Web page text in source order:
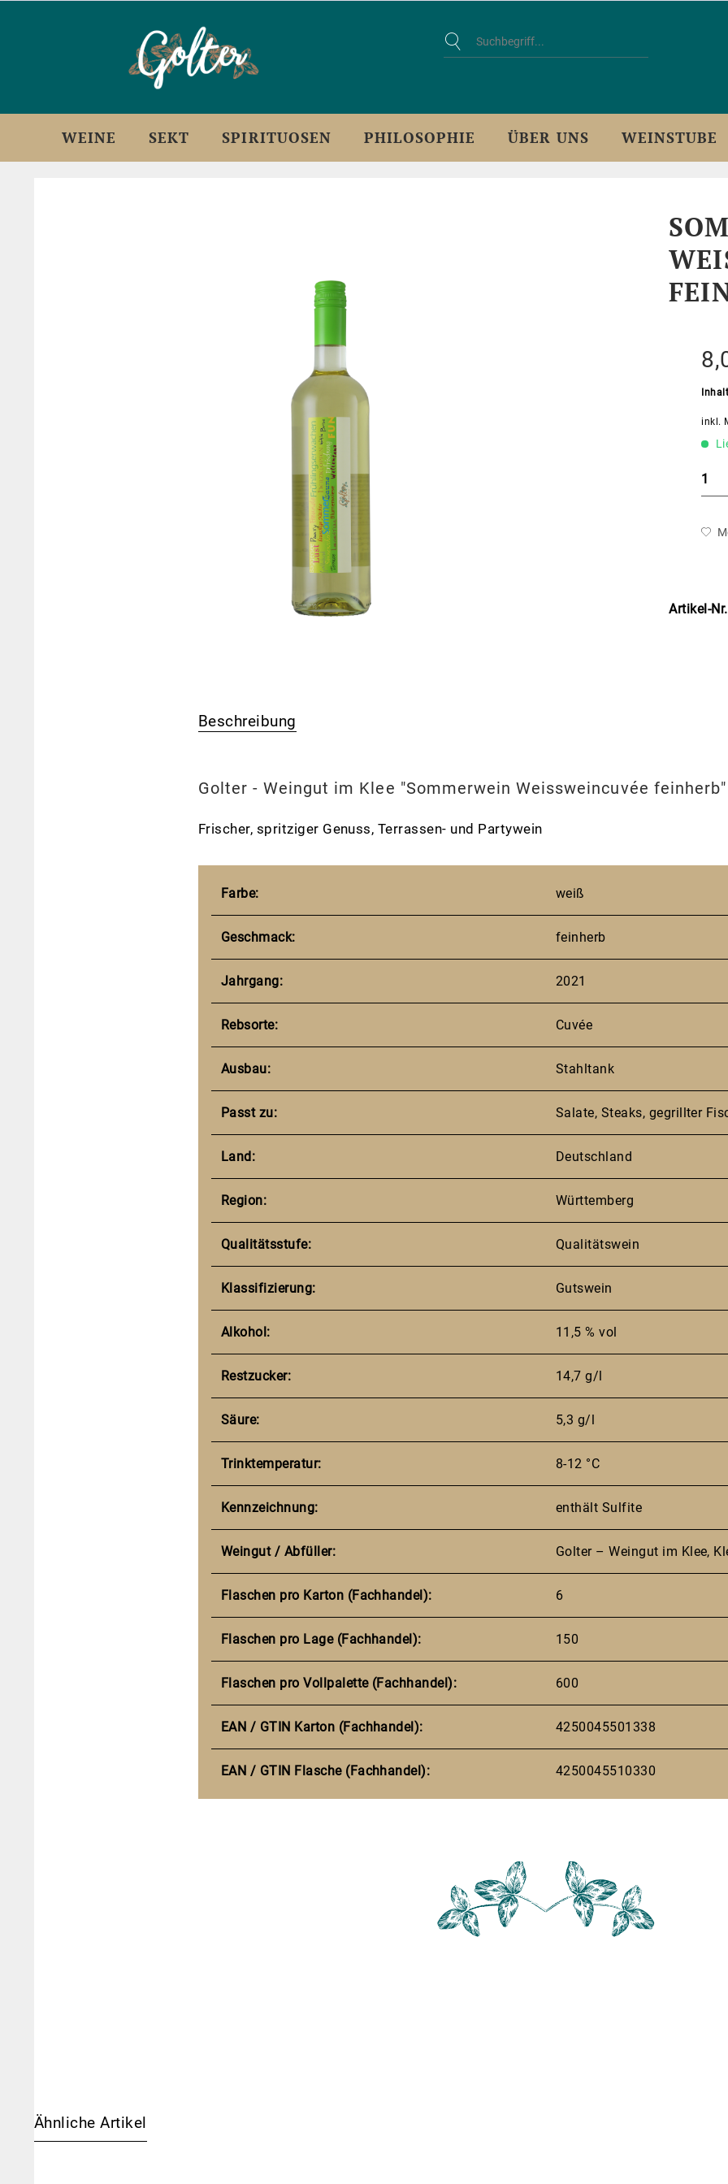
WEINE SEKT SPIRITUOSEN PHILOSOPHIE ÜBER UNS WEINSTUBE
inkl.
Artikel-
Beschreibung
Golter - Weingut im Klee "Sommerwein Weissweincuvée feinherb"
Frischer, spritziger Genuss, Terrassen- und Partywein
Farbe: weiß
Geschmack: feinherb
Jahrgang: 2021
Rebsorte: Cuvée
Ausbau: Stahltank
Passt zu: Salate, Steaks, gegrillter
Land: Deutschland
Region: Württemberg
Qualitätsstufe: Qualitätswein
Klassifizierung: Gutswein
Alkohol: 11,5 % vol
Restzucker: 14,7 g/l
Säure: 5,3 g/l
Trinktemperatur: 8-12 °C
Kennzeichnung: enthält Sulfite
Weingut / Abfüller: Golter – Weingut im Klee,
Flaschen pro Karton (Fachhandel): 6
Flaschen pro Lage (Fachhandel): 150
Flaschen pro Vollpalette (Fachhandel): 600
EAN / GTIN Karton (Fachhandel): 4250045501338
EAN / GTIN Flasche (Fachhandel): 4250045510330
Ähnliche Artikel